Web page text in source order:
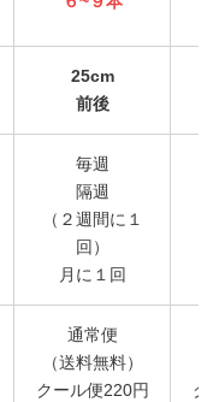
25cm
前後
毎週
隔週
（２週間に１
回）
月に１回
通常便
（送料無料）
クール便220円
ク